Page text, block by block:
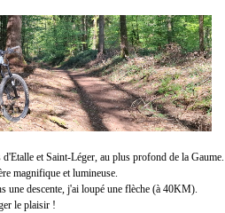
et Saint-Léger, au plus profond de la Gaume.
magnifique et lumineuse.
une descente, j'ai loupé une flèche (à 40KM).
le plaisir !